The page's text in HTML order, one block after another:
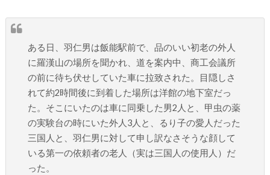
ある日、羽仁男は飯能駅前で、品のいい初老の外人
に羅漢山の場所を聞かれ、道を案内中、商工会議所
の前に待ち伏せしていた車に拉致された。目隠しさ
れて約2時間後に到着した場所は洋館の地下室だっ
た。そこにいたのは車に同乗した男2人と、甲虫の薬
の実験台の時にいた外人3人と、るり子の愛人だった
三国人と、羽仁男に対して申し訳なさそうな顔して
いる第一の依頼者の老人（実は三国人の使用人）だ
った。